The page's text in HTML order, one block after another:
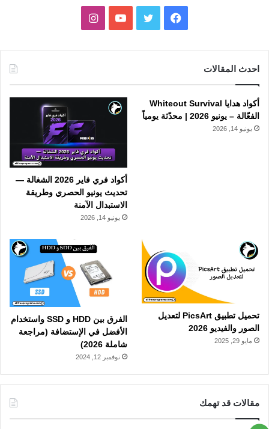
فيسبوك تويتر يوتيوبانستقرام
احدث المقالات
أكواد هدايا Whiteout Survival
الفعّالة – يونيو 2026 | محدّثة يومياً
يونيو 14, 2026
أكواد فري فاير 2026 الشغالة —
تحديث يونيو الحصري وطريقة
الاستبدال الآمنة
يونيو 14, 2026
تحميل تطبيق PicsArt لتعديل
الصور والفيديو 2026
مايو 29, 2025
الفرق بين HDD و SSD واستخدام
الأفضل في الإستضافة (مراجعة
شاملة 2026)
نوفمبر 12, 2024
مقالات قد تهمك